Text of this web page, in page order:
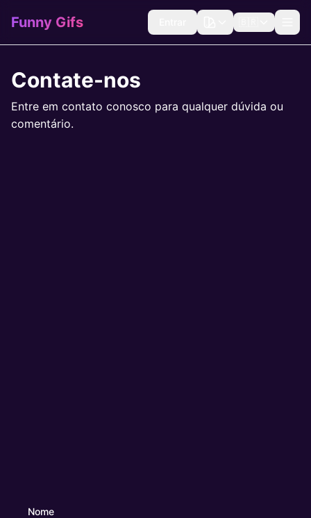
Funny Gifs
Contate-nos
Entre em contato conosco para qualquer dúvida ou
comentário.
Nome